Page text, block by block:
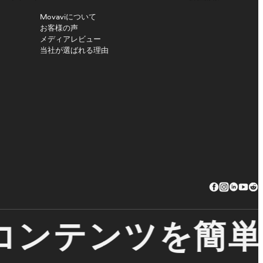
Movaviについて
お客様の声
メディアレビュー
当社が選ばれる理由
テンツを簡単